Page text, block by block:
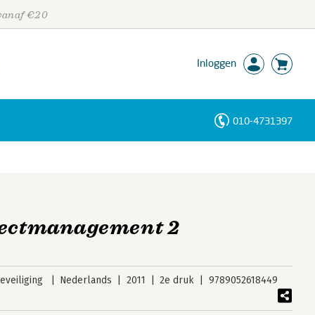
€20
Inloggen
010-4731397
2
Nederlands 2011 2e druk 9789052618449
Personen